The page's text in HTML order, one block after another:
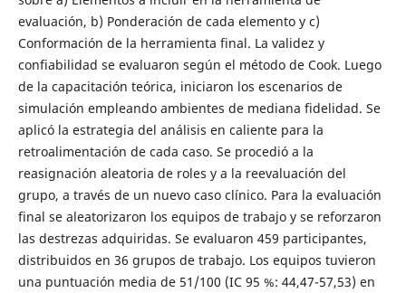
evaluación, b) Ponderación de cada elemento y c)
Conformación de la herramienta final. La validez y
confiabilidad se evaluaron según el método de Cook. Luego
de la capacitación teórica, iniciaron los escenarios de
simulación empleando ambientes de mediana fidelidad. Se
aplicó la estrategia del análisis en caliente para la
retroalimentación de cada caso. Se procedió a la
reasignación aleatoria de roles y a la reevaluación del
grupo, a través de un nuevo caso clínico. Para la evaluación
final se aleatorizaron los equipos de trabajo y se reforzaron
las destrezas adquiridas. Se evaluaron 459 participantes,
distribuidos en 36 grupos de trabajo. Los equipos tuvieron
una puntuación media de 51/100 (IC 95 %: 44,47-57,53) en